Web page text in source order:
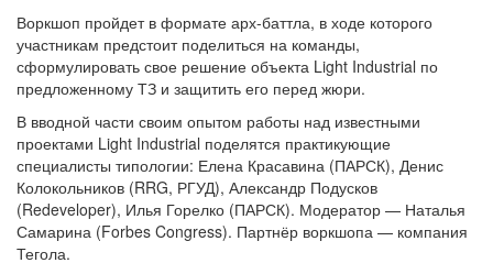
Воркшоп пройдет в формате арх-баттла, в ходе которого
участникам предстоит поделиться на команды,
сформулировать свое решение объекта Light Industrial по
предложенному ТЗ и защитить его перед жюри.
В вводной части своим опытом работы над известными
проектами Light Industrial поделятся практикующие
специалисты типологии: Елена Красавина (ПАРСК), Денис
Колокольников (RRG, РГУД), Александр Подусков
(Redeveloper), Илья Горелко (ПАРСК). Модератор — Наталья
Самарина (Forbes Congress). Партнёр воркшопа — компания
Тегола.